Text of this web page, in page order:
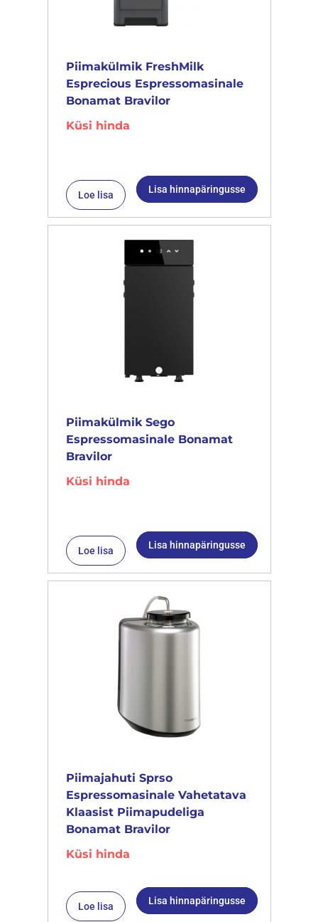
Piimakülmik FreshMilk
Esprecious Espressomasinale
Bonamat Bravilor
Küsi hinda
Loe lisa Lisa hinnapäringusse
Piimakülmik Sego
Espressomasinale Bonamat
Bravilor
Küsi hinda
Loe lisa Lisa hinnapäringusse
Piimajahuti Sprso
Espressomasinale Vahetatava
Klaasist Piimapudeliga
Bonamat Bravilor
Küsi hinda
Loe lisa Lisa hinnapäringusse